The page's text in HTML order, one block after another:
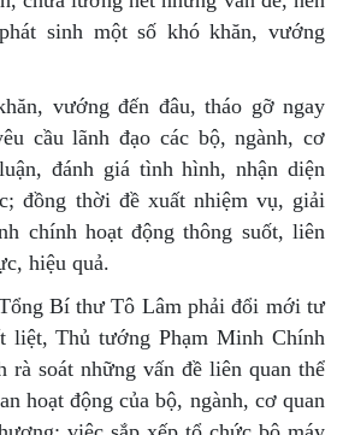
sinh một số khó khăn, vướng
vướng đến đâu, tháo gỡ ngay
cầu lãnh đạo các bộ, ngành, cơ
đánh giá tình hình, nhận diện
đồng thời đề xuất nhiệm vụ, giải
chính hoạt động thông suốt, liên
hiệu quả.
Bí thư Tô Lâm phải đổi mới tư
liệt, Thủ tướng Phạm Minh Chính
rà soát những vấn đề liên quan thể
hoạt động của bộ, ngành, cơ quan